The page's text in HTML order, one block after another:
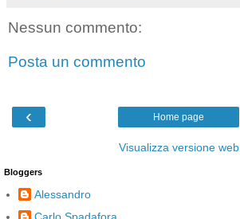
Nessun commento:
Posta un commento
‹ Home page
Visualizza versione web
Bloggers
Alessandro
Carlo Spadafora